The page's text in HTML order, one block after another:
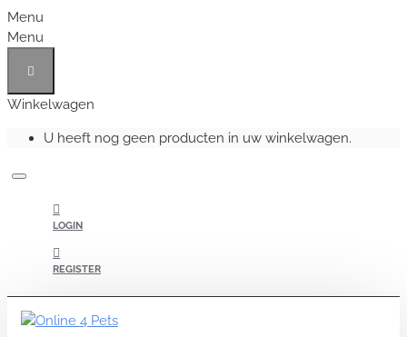
Menu
Menu
Winkelwagen
U heeft nog geen producten in uw winkelwagen.
LOGIN
REGISTER